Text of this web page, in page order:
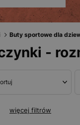
Buty sportowe dla
-
więcej filtrów